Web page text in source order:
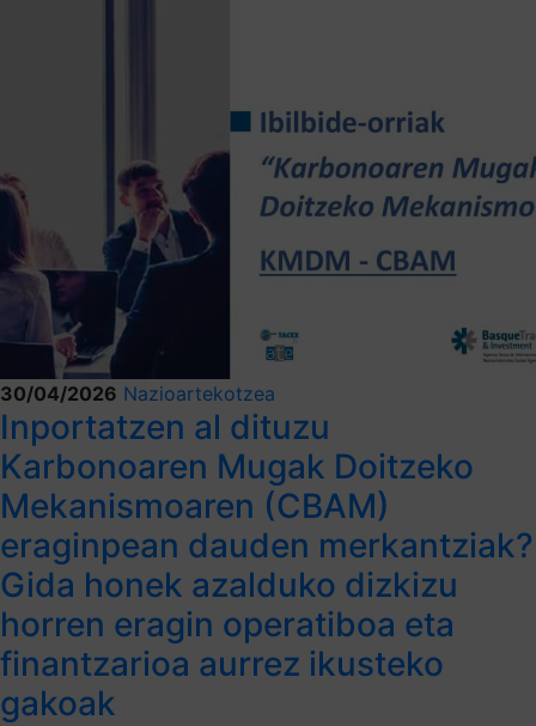
30/04/2026 Nazioartekotzea
Inportatzen al dituzu
Karbonoaren Mugak Doitzeko
Mekanismoaren (CBAM)
eraginpean dauden merkantziak?
Gida honek azalduko dizkizu
horren eragin operatiboa eta
finantzarioa aurrez ikusteko
gakoak